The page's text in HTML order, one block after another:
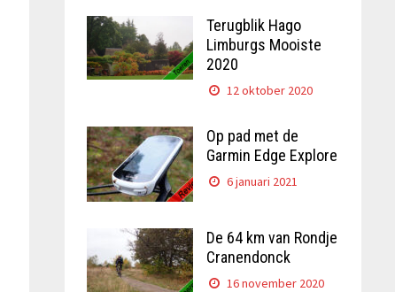
Terugblik Hago
Limburgs Mooiste
2020
12 oktober 2020
Op pad met de
Garmin Edge Explore
6 januari 2021
De 64 km van Rondje
Cranendonck
16 november 2020